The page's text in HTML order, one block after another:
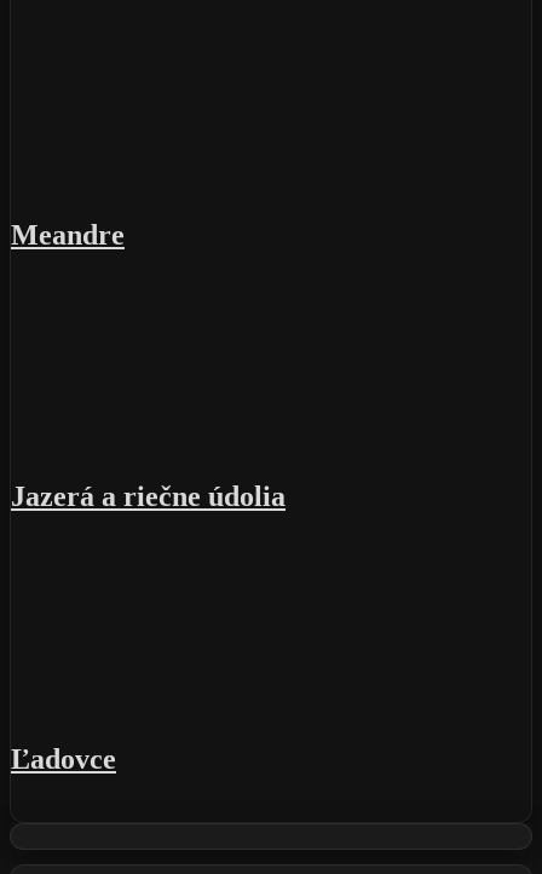
Meandre
Jazerá a riečne údolia
Ľadovce